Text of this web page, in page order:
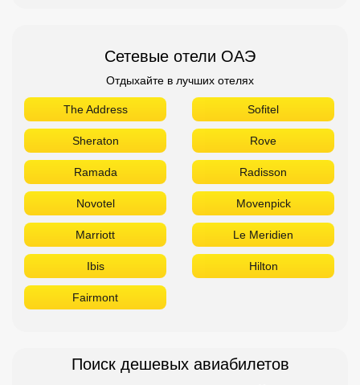
Сетевые отели ОАЭ
Отдыхайте в лучших отелях
The Address Sofitel
Sheraton Rove
Ramada Radisson
Novotel Movenpick
Marriott Le Meridien
Ibis Hilton
Fairmont
Поиск дешевых авиабилетов